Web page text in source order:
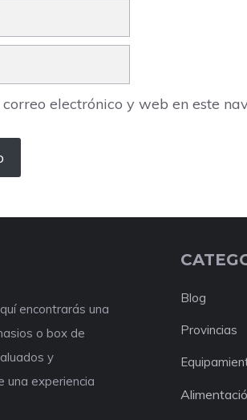
electrónico y web en este
encontrarás una
o box de
y
una experiencia
Blog
Provincias